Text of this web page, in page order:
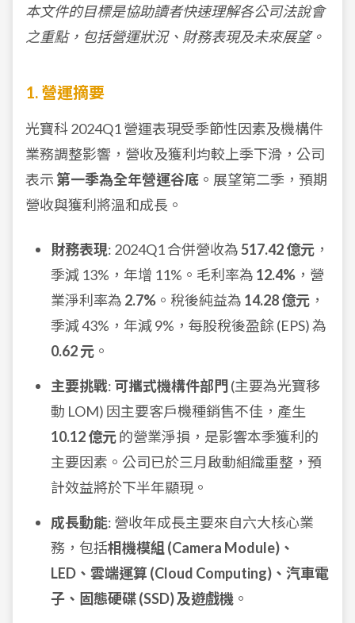
本文件的目標是協助讀者快速理解各公司法說會
之重點，包括營運狀況、財務表現及未來展望。
1. 營運摘要
光寶科 2024Q1 營運表現受季節性因素及機構件
業務調整影響，營收及獲利均較上季下滑，公司
表示 第一季為全年營運谷底 。展望第二季，預期
營收與獲利將溫和成長。
財務表現: 2024Q1 合併營收為517.42 億元 ，
季減 13%，年增 11%。毛利率為 12.4% ，營
業淨利率為 2.7% 。稅後純益為 14.28 億元 ，
季減 43%，年減 9%，每股稅後盈餘 (EPS) 為
0.62 元 。
主要挑戰: 可攜式機構件部門 (主要為光寶移
動 LOM) 因主要客戶機種銷售不佳，產生
10.12 億元的營業淨損，是影響本季獲利的
主要因素。公司已於三月啟動組織重整，預
計效益將於下半年顯現。
成長動能: 營收年成長主要來自六大核心業
務，包括相機模組 (Camera Module)、
LED、雲端運算 (Cloud Computing)、汽車電
子、固態硬碟 (SSD) 及遊戲機 。